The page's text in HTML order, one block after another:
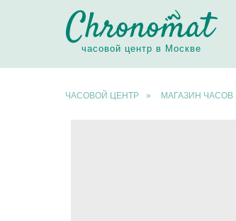
часовой центр в Москве
ЧАСОВОЙ ЦЕНТР » МАГАЗИН ЧАСОВ